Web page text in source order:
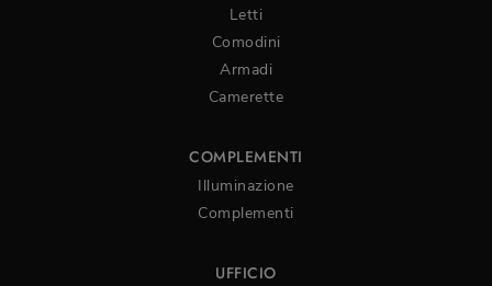
Letti
Comodini
Armadi
Camerette
COMPLEMENTI
Illuminazione
Complementi
UFFICIO